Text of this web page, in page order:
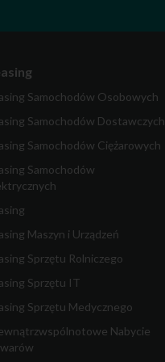
Samochodów Osobowych
Samochodów Dostawczych
Samochodów Ciężarowych
Samochodów
Maszyn i Urządzeń
Sprzętu Rolniczego
Sprzętu IT
Sprzętu Medycznego
Nabycie